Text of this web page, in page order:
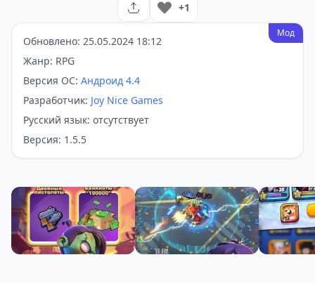
+1
Мод
Обновлено: 25.05.2024 18:12
Жанр: RPG
Версия ОС: Андроид 4.4
Разработчик: Joy Nice Games
Русский язык: отсутствует
Версия: 1.5.5